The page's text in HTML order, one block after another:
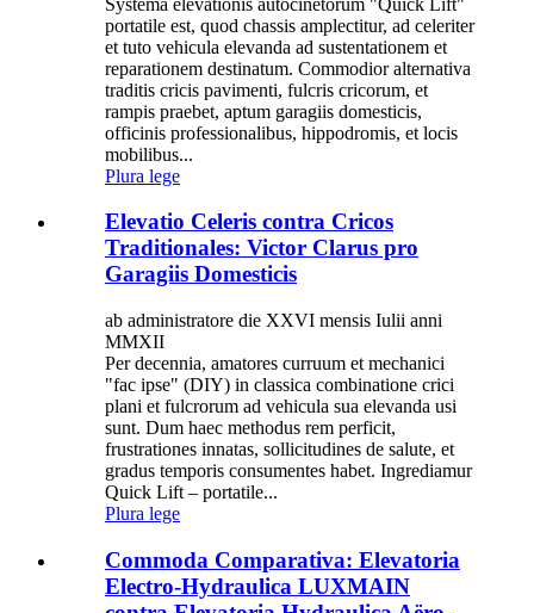
portatile est, quod chassis amplectitur, ad celeriter
et tuto vehicula elevanda ad sustentationem et
reparationem destinatum. Commodior alternativa
traditis cricis pavimenti, fulcris cricorum, et
rampis praebet, aptum garagiis domesticis,
officinis professionalibus, hippodromis, et locis
mobilibus...
Plura lege
Elevatio Celeris contra Cricos
Traditionales: Victor Clarus pro
Garagiis Domesticis
ab administratore die XXVI mensis Iulii anni
MMXII
Per decennia, amatores curruum et mechanici
"fac ipse" (DIY) in classica combinatione crici
plani et fulcrorum ad vehicula sua elevanda usi
sunt. Dum haec methodus rem perficit,
frustrationes innatas, sollicitudines de salute, et
gradus temporis consumentes habet. Ingrediamur
Quick Lift – portatile...
Plura lege
Commoda Comparativa: Elevatoria
Electro-Hydraulica LUXMAIN